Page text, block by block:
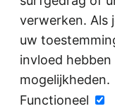
verwerken. Als
uw
invloed
mogelijkheden.
Functioneel